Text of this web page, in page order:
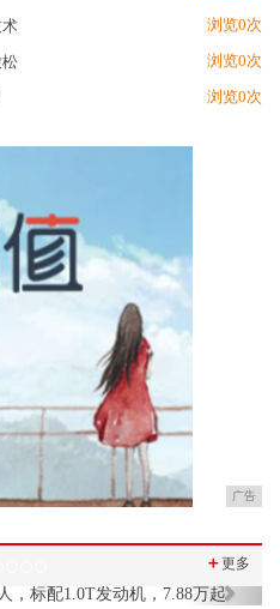
浏览0次
浏览0次
浏览0次
广告
＋更多
Next